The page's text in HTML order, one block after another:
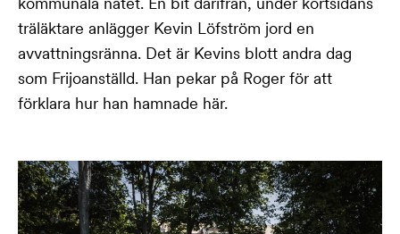
träläktare anlägger Kevin Löfström jord en
avvattningsränna. Det är Kevins blott andra dag
som Frijoanställd. Han pekar på Roger för att
förklara hur han hamnade här.